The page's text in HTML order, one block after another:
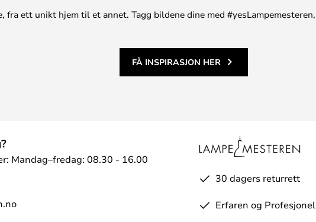
fra ett unikt hjem til et annet. Tagg bildene dine med
FÅ INSPIRASJON HER
Mandag–fredag: 08.30 - 16.00
30 dagers returrett
Erfaren og